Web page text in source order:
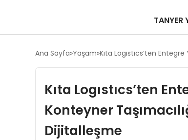
TANYER
Ana Sayfa Yaşam Kıta Logıstıcs’ten
Kıta Logıstıcs’ten
Konteyner
Dijitalleşme